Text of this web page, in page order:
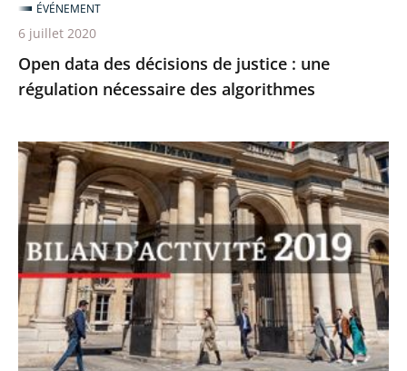
des
algorithmes
Open data des décisions de justice : une
régulation nécessaire des algorithmes
ÉVÉNEMENT
6 juillet 2020
Bilan
de
l’activité
2019
et
de
la
crise
sanitaire